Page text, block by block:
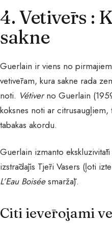
4. Vetivērs :
sakne
Guerlain ir viens no
vetivēram, kura sakne rada
noti. Vétiverno Guerlain
koksnes noti ar citrusaugļiem,
tabakas akordu.
Guerlain izmanto
izstrādājis Tjēri Vasers (ļoti
L’Eau Boiséesmaržā).
Citi ievērojami